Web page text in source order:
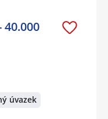
úvazek